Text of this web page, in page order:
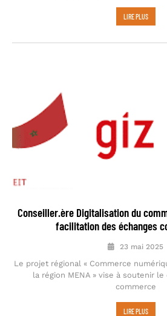
LIRE PLUS
Conseiller.ère Digitalisation du
facilitation des échanges
23 mai 2025
Le projet régional « Commerce
la région MENA » vise à soutenir
commerce
LIRE PLUS